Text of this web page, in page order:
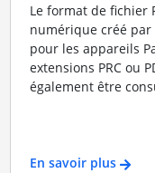
Le format de fichier
numérique créé
pour les appareils
extensions PRC ou
également être
En savoir plus